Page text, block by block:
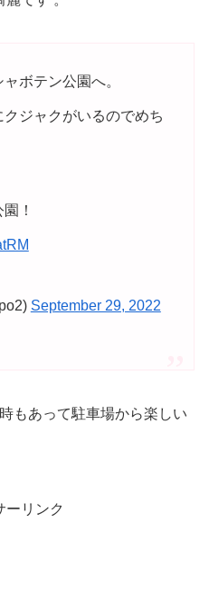
ボテン公園へ。
ジャクがいるのでめち
！
September 29, 2022
もあって駐車場から楽しい
ーリンク